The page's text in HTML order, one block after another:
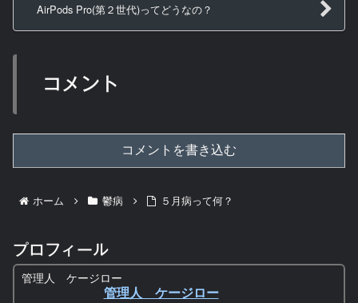
AirPods Pro(第２世代)ってどうなの？
コメント
コメントを書き込む
ホーム 鬱病 ５月病って何？
プロフィール
管理人 ケージロー
管理人 ケージロー